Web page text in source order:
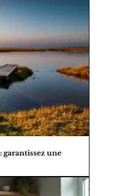
garantissez une